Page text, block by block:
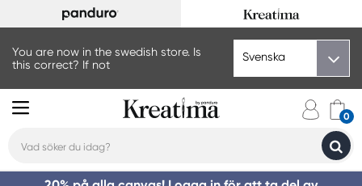
You are now in the swedish store. Is
this correct? If not
Svenska